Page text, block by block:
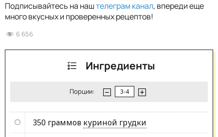
Подписывайтесь на наштелеграм канал, впереди еще
много вкусных и проверенных рецептов!
6 656
Ингредиенты
Порции:
350 граммов куриной грудки